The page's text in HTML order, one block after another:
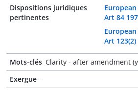
Dispositions juridiques
pertinentes
Art 84
Art 123(2)
Mots-clés Clarity - after amendment
Exergue -